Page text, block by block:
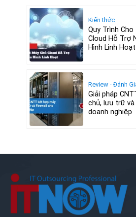
Kiến thức
Quy Trình
Cloud Hỗ Trợ
Hình Linh Hoạt
Review - Đánh
Giải pháp
chủ, lưu trữ và
doanh nghiệp